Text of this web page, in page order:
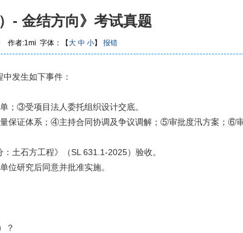
- 金结方向》考试真题
作者:1mi 字体：【大 中 小】 报错
发生如下事件：
；③受项目法人委托组织设计交底。
保证体系；④主持合同协调及争议调解；⑤审批度汛方案；⑥
土石方工程》（SL 631.1-2025）验收。
位研究后同意并批准实施。
？